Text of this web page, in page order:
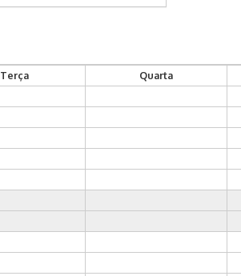
Terça Quarta